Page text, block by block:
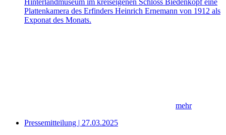
Plattenkamera des Erfinders Heinrich Ernemann von 1912 als
Exponat des Monats.
mehr
Pressemitteilung | 27.03.2025